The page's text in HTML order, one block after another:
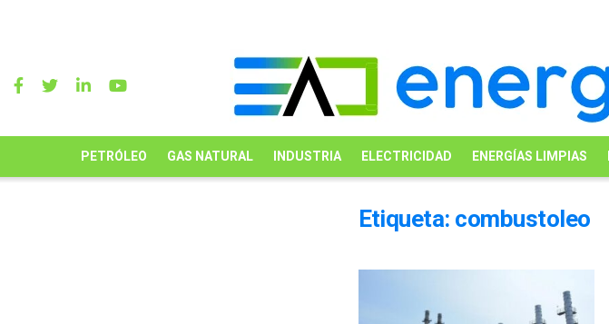
PETRÓLEO GAS NATURAL INDUSTRIA ELECTRICIDAD ENERGÍAS LIMPIAS
Etiqueta: combustoleo